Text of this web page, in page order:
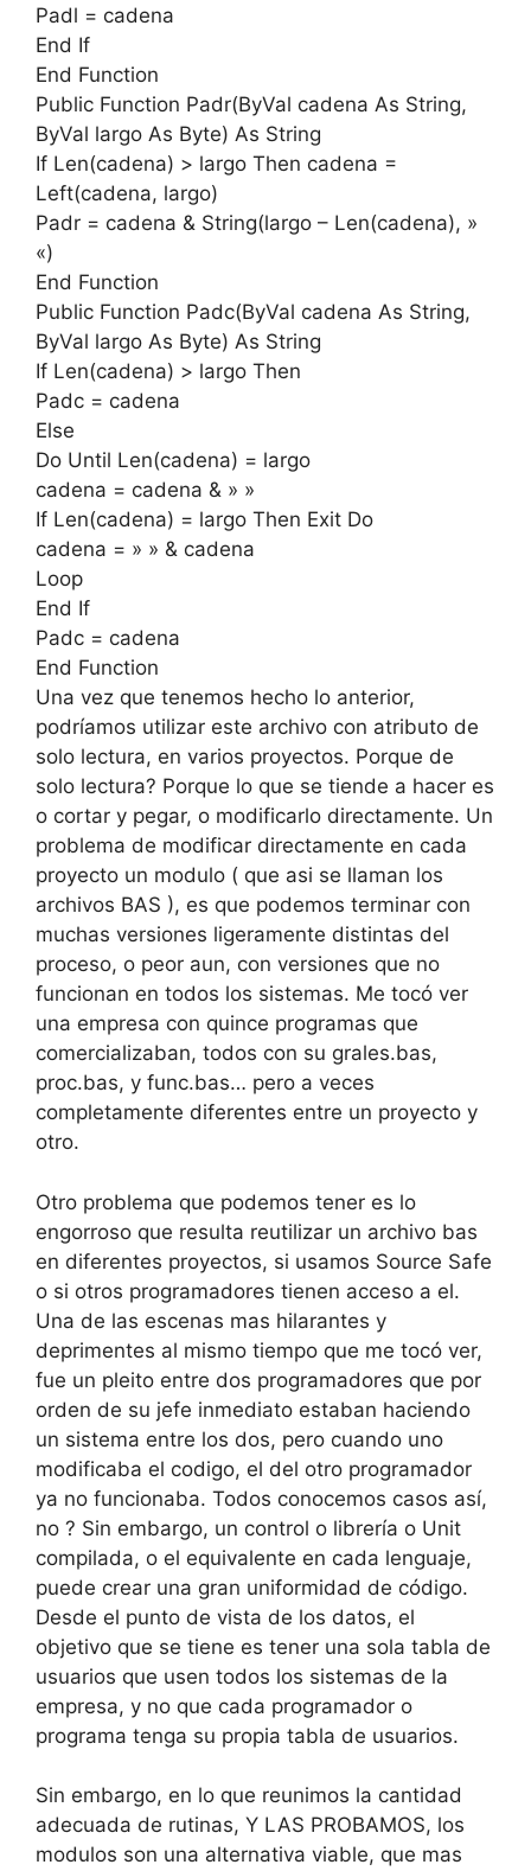
Padl = cadena
End If
End Function
Public Function Padr(ByVal cadena As String,
ByVal largo As Byte) As String
If Len(cadena) > largo Then cadena =
Left(cadena, largo)
Padr = cadena & String(largo – Len(cadena), »
«)
End Function
Public Function Padc(ByVal cadena As String,
ByVal largo As Byte) As String
If Len(cadena) > largo Then
Padc = cadena
Else
Do Until Len(cadena) = largo
cadena = cadena & » »
If Len(cadena) = largo Then Exit Do
cadena = » » & cadena
Loop
End If
Padc = cadena
End Function
Una vez que tenemos hecho lo anterior,
podríamos utilizar este archivo con atributo de
solo lectura, en varios proyectos. Porque de
solo lectura? Porque lo que se tiende a hacer es
o cortar y pegar, o modificarlo directamente. Un
problema de modificar directamente en cada
proyecto un modulo ( que asi se llaman los
archivos BAS ), es que podemos terminar con
muchas versiones ligeramente distintas del
proceso, o peor aun, con versiones que no
funcionan en todos los sistemas. Me tocó ver
una empresa con quince programas que
comercializaban, todos con su grales.bas,
proc.bas, y func.bas… pero a veces
completamente diferentes entre un proyecto y
otro.
Otro problema que podemos tener es lo
engorroso que resulta reutilizar un archivo bas
en diferentes proyectos, si usamos Source Safe
o si otros programadores tienen acceso a el.
Una de las escenas mas hilarantes y
deprimentes al mismo tiempo que me tocó ver,
fue un pleito entre dos programadores que por
orden de su jefe inmediato estaban haciendo
un sistema entre los dos, pero cuando uno
modificaba el codigo, el del otro programador
ya no funcionaba. Todos conocemos casos así,
no ? Sin embargo, un control o librería o Unit
compilada, o el equivalente en cada lenguaje,
puede crear una gran uniformidad de código.
Desde el punto de vista de los datos, el
objetivo que se tiene es tener una sola tabla de
usuarios que usen todos los sistemas de la
empresa, y no que cada programador o
programa tenga su propia tabla de usuarios.
Sin embargo, en lo que reunimos la cantidad
adecuada de rutinas, Y LAS PROBAMOS, los
modulos son una alternativa viable, que mas